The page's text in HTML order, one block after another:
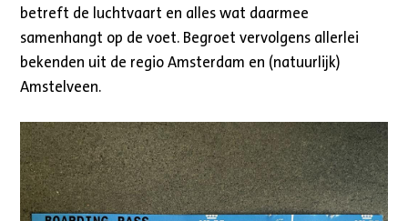
betreft de luchtvaart en alles wat daarmee
samenhangt op de voet. Begroet vervolgens allerlei
bekenden uit de regio Amsterdam en (natuurlijk)
Amstelveen.